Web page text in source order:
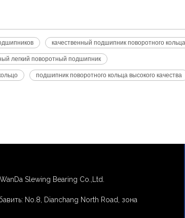
качественный подшипник поворотного кольца
легкий поворотный подшипник
подшипник поворотного кольца высокого качества
Slewing Bearing Co.,Ltd.
No.8, Dianchang North Road, зона